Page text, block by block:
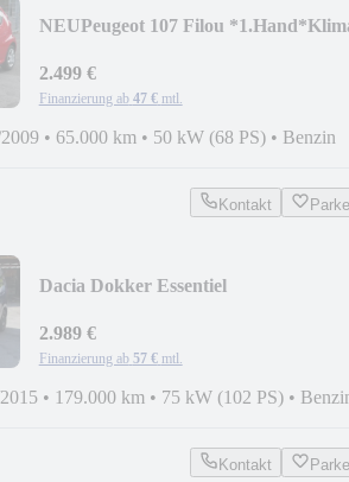
NEUPeugeot 107 Filou
2.499 €
Finanzierung ab 47 € mtl.
• 65.000 km • 50 kW (68 PS) • Benzin
Kontakt
Dacia Dokker Essentiel
2.989 €
Finanzierung ab 57 € mtl.
• 179.000 km • 75 kW (102 PS) •
Kontakt